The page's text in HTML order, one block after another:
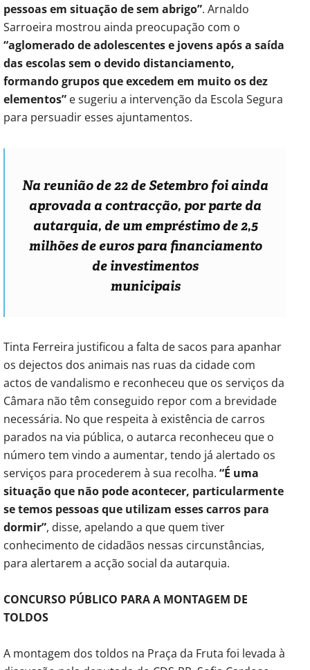
pessoas em situação de sem abrigo”. Arnaldo
Sarroeira mostrou ainda preocupação com o
“aglomerado de adolescentes e jovens após a saída
das escolas sem o devido distanciamento,
formando grupos que excedem em muito os dez
elementos” e sugeriu a intervenção da Escola Segura
para persuadir esses ajuntamentos.
Na reunião de 22 de Setembro foi ainda
aprovada a contracção, por parte da
autarquia, de um empréstimo de 2,5
milhões de euros para financiamento
de investimentos
municipais
Tinta Ferreira justificou a falta de sacos para apanhar
os dejectos dos animais nas ruas da cidade com
actos de vandalismo e reconheceu que os serviços da
Câmara não têm conseguido repor com a brevidade
necessária. No que respeita à existência de carros
parados na via pública, o autarca reconheceu que o
número tem vindo a aumentar, tendo já alertado os
serviços para procederem à sua recolha. “É uma
situação que não pode acontecer, particularmente
se temos pessoas que utilizam esses carros para
dormir”, disse, apelando a que quem tiver
conhecimento de cidadãos nessas circunstâncias,
para alertarem a acção social da autarquia.
CONCURSO PÚBLICO PARA A MONTAGEM DE
TOLDOS
A montagem dos toldos na Praça da Fruta foi levada à